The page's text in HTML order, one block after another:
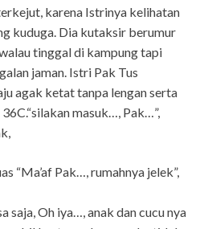
karena Istrinya kelihatan
kuduga. Dia kutaksir berumur
tinggal di kampung tapi
jaman. Istri Pak Tus
agak ketat tanpa lengan serta
masuk…, Pak…”,
“Ma’af Pak…, rumahnya jelek”,
saja, Oh iya…, anak dan cucu nya